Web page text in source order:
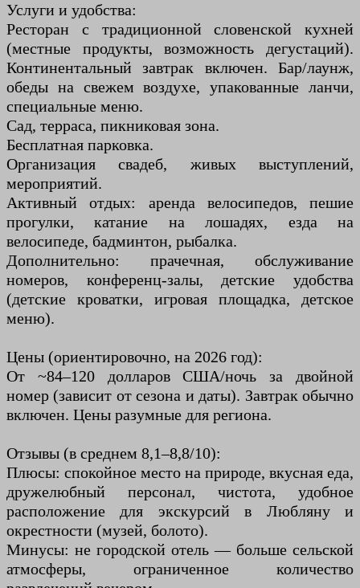
Услуги и удобства:
Ресторан с традиционной словенской кухней
(местные продукты, возможность дегустаций).
Континентальный завтрак включен. Бар/лаунж,
обеды на свежем воздухе, упакованные ланчи,
специальные меню.
Сад, терраса, пикниковая зона.
Бесплатная парковка.
Организация свадеб, живых выступлений,
мероприятий.
Активный отдых: аренда велосипедов, пешие
прогулки, катание на лошадях, езда на
велосипеде, бадминтон, рыбалка.
Дополнительно: прачечная, обслуживание
номеров, конференц-залы, детские удобства
(детские кроватки, игровая площадка, детское
меню).
Цены (ориентировочно, на 2026 год):
От ~84–120 долларов США/ночь за двойной
номер (зависит от сезона и даты). Завтрак обычно
включен. Цены разумные для региона.
Отзывы (в среднем 8,1–8,8/10):
Плюсы: спокойное место на природе, вкусная еда,
дружелюбный персонал, чистота, удобное
расположение для экскурсий в Любляну и
окрестности (музей, болото).
Минусы: не городской отель — больше сельской
атмосферы, ограниченное количество